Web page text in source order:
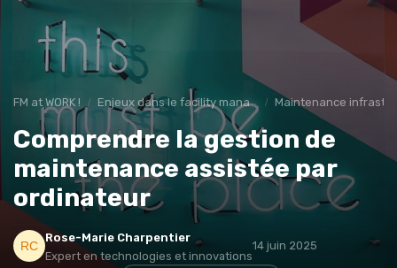
FM at WORK ! Enjeux dans le facility management Maintenance
Comprendre la gestion de
maintenance assistée par
ordinateur
Rose-Marie Charpentier
Expert en technologies et innovations
14 juin 2025